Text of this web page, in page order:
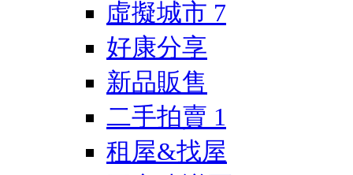
虛擬城市 7
好康分享
新品販售
二手拍賣 1
租屋&找屋